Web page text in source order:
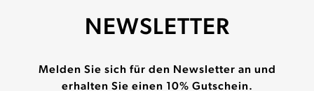
NEWSLETTER
Melden Sie sich für den Newsletter an und
erhalten Sie einen 10% Gutschein.